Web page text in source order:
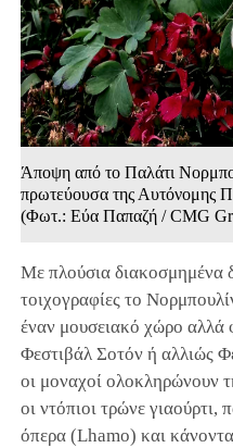
Άποψη από το Παλάτι
πρωτεύουσα της Αυτόνομης
(Φωτ.: Εύα Παπαζή / CMG
Με πλούσια διακοσμημένα
τοιχογραφίες το
έναν μουσειακό χώρο αλλά
Φεστιβάλ Σοτόν ή αλλιώς
οι μοναχοί ολοκληρώνουν
οι ντόπιοι τρώνε γιαούρτι,
όπερα (Lhamo) και